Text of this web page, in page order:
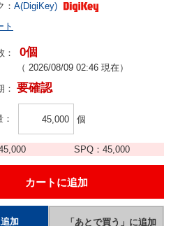
： A(DigiKey)
ト
： 0個
（ 2026/08/09 02:46 現在）
： 要確認
個
SPQ： 45,000